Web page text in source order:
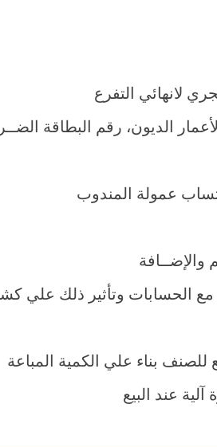
لانهائي التفرع
الديون، رقم البطاقة
عمولة المندوب
مع الحسابات وتأثير ذلك علي
بناء علي الكمية المباعة
عند البيع